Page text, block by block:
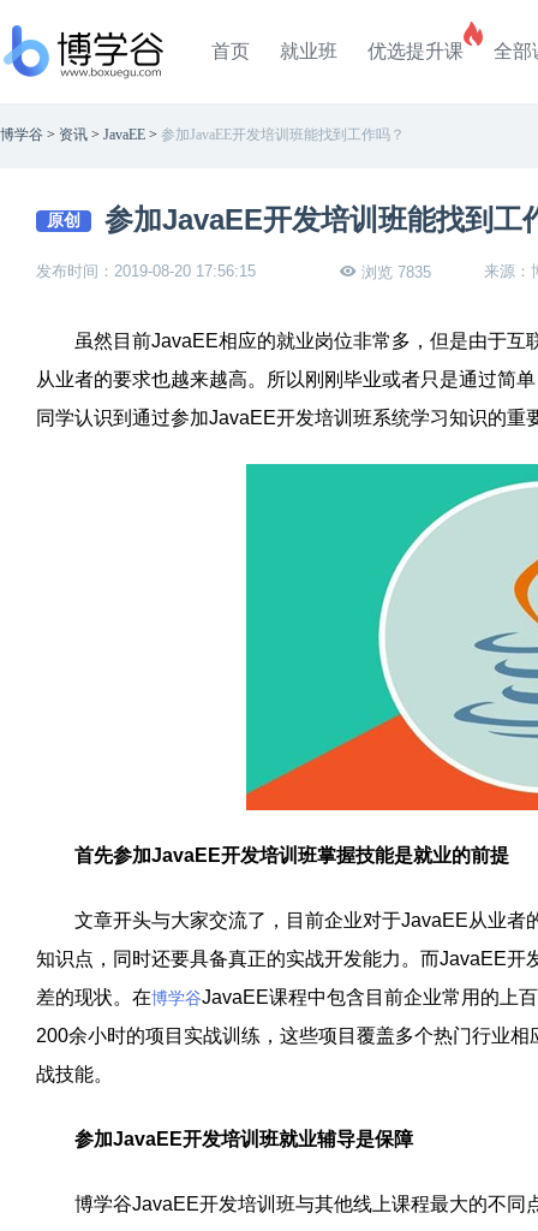
首页 就业班 优选提升课 全部
博学谷 > 资讯 > JavaEE > 参加JavaEE开发培训班能找到工作吗？
原创 参加JavaEE开发培训班能找到工
发布时间：2019-08-20 17:56:15 浏览 7835 来源：
虽然目前JavaEE相应的就业岗位非常多，但是由于互
从业者的要求也越来越高。所以刚刚毕业或者只是通过简
同学认识到通过参加JavaEE开发培训班系统学习知识的
首先参加JavaEE开发培训班掌握技能是就业的前提
文章开头与大家交流了，目前企业对于JavaEE从业者
知识点，同时还要具备真正的实战开发能力。而JavaEE
差的现状。在博学谷JavaEE课程中包含目前企业常用的上
200余小时的项目实战训练，这些项目覆盖多个热门行业
战技能。
参加JavaEE开发培训班就业辅导是保障
博学谷JavaEE开发培训班与其他线上课程最大的不同